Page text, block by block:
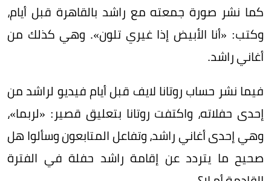
كما نشر صورة جمعته مع راشد بالقاهرة قبل أيام،
وكتب: «أنا الأبيض إذا غيري تلون». وهي كذلك من
أغاني راشد.
فيما نشر حساب روتانا لايف قبل أيام فيديو لراشد من
إحدى حفلاته، واكتفت روتانا بتعليق قصير: «لربما»،
وهي إحدى أغاني راشد، وتفاعل المتابعون وسألوا هل
صحيح ما يتردد عن إقامة راشد حفلة في الفترة